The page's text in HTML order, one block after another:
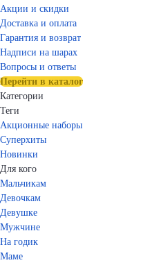
Акции и скидки
Доставка и оплата
Гарантия и возврат
Надписи на шарах
Вопросы и ответы
Перейти в каталог
Категории
Теги
Акционные наборы
Суперхиты
Новинки
Для кого
Мальчикам
Девочкам
Девушке
Мужчине
На годик
Маме